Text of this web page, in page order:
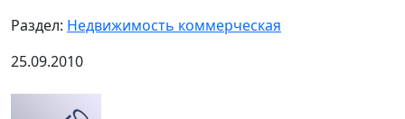
Раздел: Недвижимость коммерческая
25.09.2010